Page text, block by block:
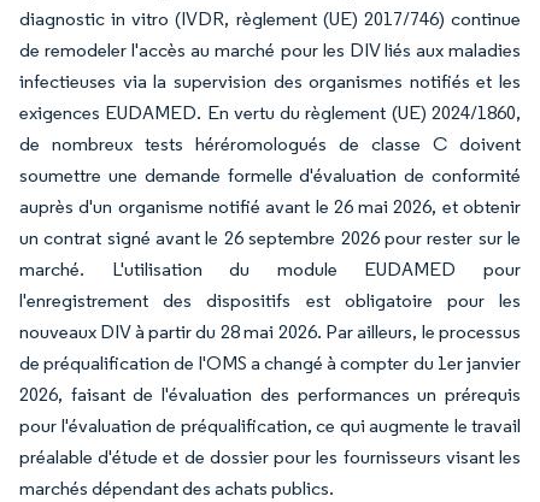
diagnostic in vitro (IVDR, règlement (UE) 2017/746) continue
de remodeler l'accès au marché pour les DIV liés aux maladies
infectieuses via la supervision des organismes notifiés et les
exigences EUDAMED. En vertu du règlement (UE) 2024/1860,
de nombreux tests héréromologués de classe C doivent
soumettre une demande formelle d'évaluation de conformité
auprès d'un organisme notifié avant le 26 mai 2026, et obtenir
un contrat signé avant le 26 septembre 2026 pour rester sur le
marché. L'utilisation du module EUDAMED pour
l'enregistrement des dispositifs est obligatoire pour les
nouveaux DIV à partir du 28 mai 2026. Par ailleurs, le processus
de préqualification de l'OMS a changé à compter du 1er janvier
2026, faisant de l'évaluation des performances un prérequis
pour l'évaluation de préqualification, ce qui augmente le travail
préalable d'étude et de dossier pour les fournisseurs visant les
marchés dépendant des achats publics.